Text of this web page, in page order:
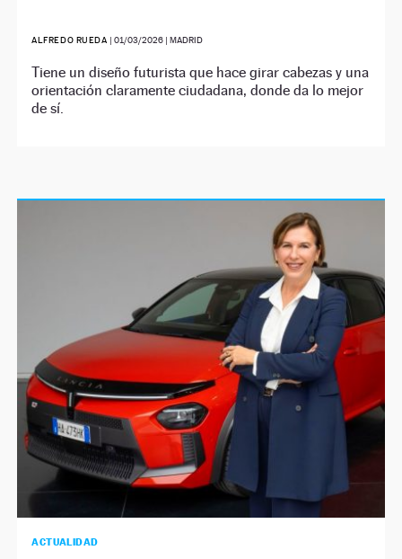
ALFREDO RUEDA |01/03/2026 | MADRID
Tiene un diseño futurista que hace girar cabezas y una
orientación claramente ciudadana, donde da lo mejor
de sí.
ACTUALIDAD